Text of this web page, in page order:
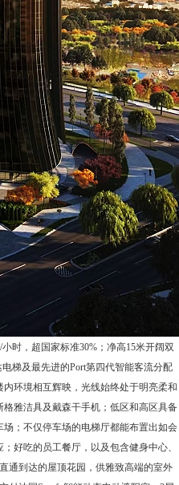
时，超国家标准30%；净高15米开阔双
梯及最先进的Port第四代智能客流分配
环境相互辉映，光线始终处于明亮柔和
雅洁具及戴森干手机；低区和高区具备
；不仅停车场的电梯厅都能布置出如会
好吃的员工餐厅，以及包含健身中心、
通到达的屋顶花园，供雅致高端的室外